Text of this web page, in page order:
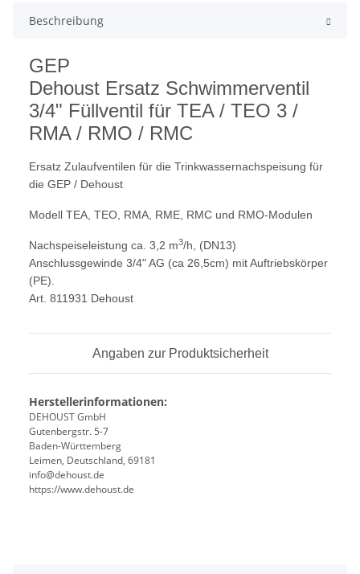
Beschreibung
GEP
Dehoust Ersatz Schwimmerventil
3/4" Füllventil für TEA / TEO 3 /
RMA / RMO / RMC
Ersatz Zulaufventilen für die Trinkwassernachspeisung für
die GEP / Dehoust
Modell TEA, TEO, RMA, RME, RMC und RMO-Modulen
Nachspeiseleistung ca. 3,2 m3/h, (DN13)
Anschlussgewinde 3/4" AG (ca 26,5cm) mit Auftriebskörper
(PE).
Art. 811931 Dehoust
Angaben zur Produktsicherheit
Herstellerinformationen:
DEHOUST GmbH
Gutenbergstr. 5-7
Baden-Württemberg
Leimen, Deutschland, 69181
info@dehoust.de
https://www.dehoust.de